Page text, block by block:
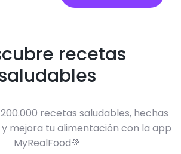
recetas
recetas saludables, hechas
mejora tu alimentación con la app
MyRealFood💚